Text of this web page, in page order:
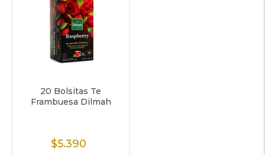
20 Bolsitas Te
Frambuesa Dilmah
Precio
$5.390